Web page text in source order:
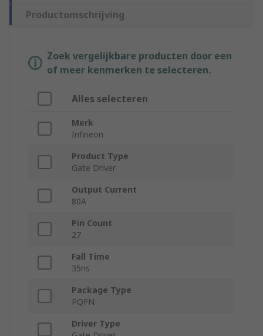
Productomschrijving
Zoek vergelijkbare producten door een
of meer kenmerken te selecteren.
Alles selecteren
Merk
Infineon
Product Type
Gate Driver
Output Current
80A
Pin Count
27
Fall Time
35ns
Package Type
PQFN
Driver Type